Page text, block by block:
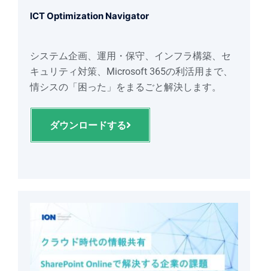
ICT Optimization Navigator
システム企画、運用・保守、インフラ構築、セ
キュリティ対策、Microsoft 365の利活用まで、
情シスの「困った」をまるごと解決します。
ダウンロードする